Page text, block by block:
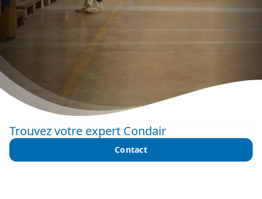
Trouvez votre expert Condair
Contact